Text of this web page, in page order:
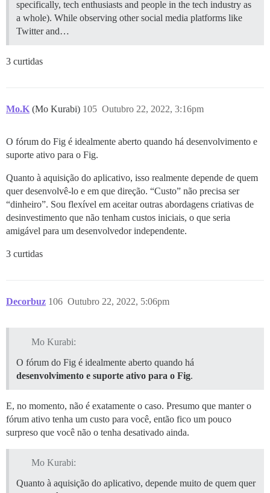
specifically, tech enthusiasts and people in the tech industry as
a whole). While observing other social media platforms like
Twitter and…
3 curtidas
Mo.K (Mo Kurabi) Outubro 22, 2022, 3:16pm
105
O fórum do Fig é idealmente aberto quando há desenvolvimento e
suporte ativo para o Fig.
Quanto à aquisição do aplicativo, isso realmente depende de quem
quer desenvolvê-lo e em que direção. “Custo” não precisa ser
“dinheiro”. Sou flexível em aceitar outras abordagens criativas de
desinvestimento que não tenham custos iniciais, o que seria
amigável para um desenvolvedor independente.
3 curtidas
Decorbuz Outubro 22, 2022, 5:06pm
106
Mo Kurabi:
O fórum do Fig é idealmente aberto quando há
desenvolvimento e suporte ativo para o Fig.
E, no momento, não é exatamente o caso. Presumo que manter o
fórum ativo tenha um custo para você, então fico um pouco
surpreso que você não o tenha desativado ainda.
Mo Kurabi:
Quanto à aquisição do aplicativo, depende muito de quem quer